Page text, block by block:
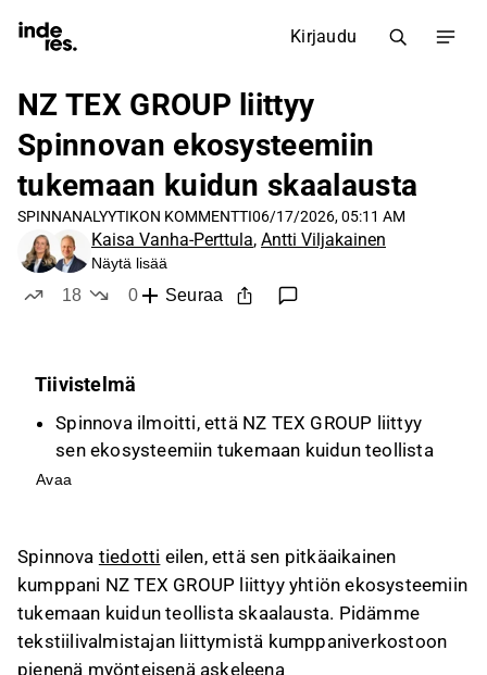
Kirjaudu
NZ TEX GROUP liittyy
Spinnovan ekosysteemiin
tukemaan kuidun skaalausta
SPINNANALYYTIKON KOMMENTTI06/17/2026, 05:11 AM
Kaisa Vanha-Perttula, Antti Viljakainen
Näytä lisää
18
0
Seuraa
Tiivistelmä
Spinnova ilmoitti, että NZ TEX GROUP liittyy
sen ekosysteemiin tukemaan kuidun teollista
skaalausta, mikä on pieni myönteinen askel
osaamista kankaiden valmistukseen, erityisesti
farkkukankaiden osalta, ja seuraava askel on
farkkukankaiden esittely Kingpins New York -
messuilla heinäkuussa 2026.
Avaa
Spinnova tiedotti eilen, että sen pitkäaikainen
kumppani NZ TEX GROUP liittyy yhtiön ekosysteemiin
tukemaan kuidun teollista skaalausta. Pidämme
tekstiilivalmistajan liittymistä kumppaniverkostoon
pienenä myönteisenä askeleena